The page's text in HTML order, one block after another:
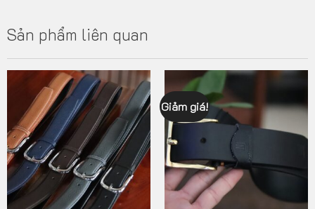
Sản phẩm liên quan
Giảm giá!